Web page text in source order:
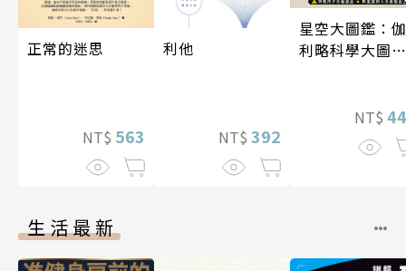
正常的迷思
NT$ 563
利他
NT$ 392
星空大圖鑑：伽
利略科學大圖鑑
NT$
生活最新